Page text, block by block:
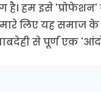
हम इसे 'प्रोफेशन'
लिए यह समाज के
से पूर्ण एक